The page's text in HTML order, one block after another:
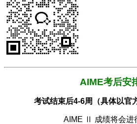
AIME考后安
考试结束后4-6周（具体以官
AIME Ⅱ 成绩将会进